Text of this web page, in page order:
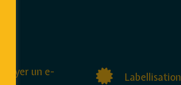
un e-
Labellisation